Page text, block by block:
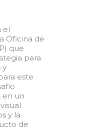
el
Oficina de
que
para
y
este
en un
y la
de